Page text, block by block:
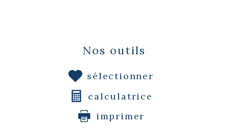
Nos outils
sélectionner
calculatrice
imprimer